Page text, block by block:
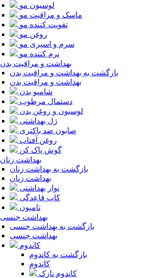
لوسیون مو
ماسک و مراقبت مو
تقویت کننده مو
روغن مو
سرم و اسپری مو
نرم کننده مو
بهداشت و مراقبت بدن
بازگشت به بهداشت و مراقبت بدن
بهداشت و مراقبت بدن
شامپو بدن
دستمال مرطوب
لوسیون و روغن بدن
ژل بهداشتی
صابون ضد باکتری
روغن آفتاب
گوش پاک کن
بهداشت زنان
بازگشت به بهداشت زنان
بهداشت زنان
نوار بهداشتی
کاپ قاعدگی
تامپون
بهداشت جنسی
بازگشت به بهداشت جنسی
بهداشت جنسی
کاندوم
بازگشت به کاندوم
کاندوم
کاندوم نازک